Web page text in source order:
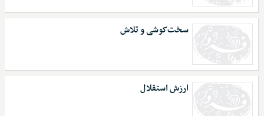
سخت‌کوشی و تلاش
ارزش استقلال